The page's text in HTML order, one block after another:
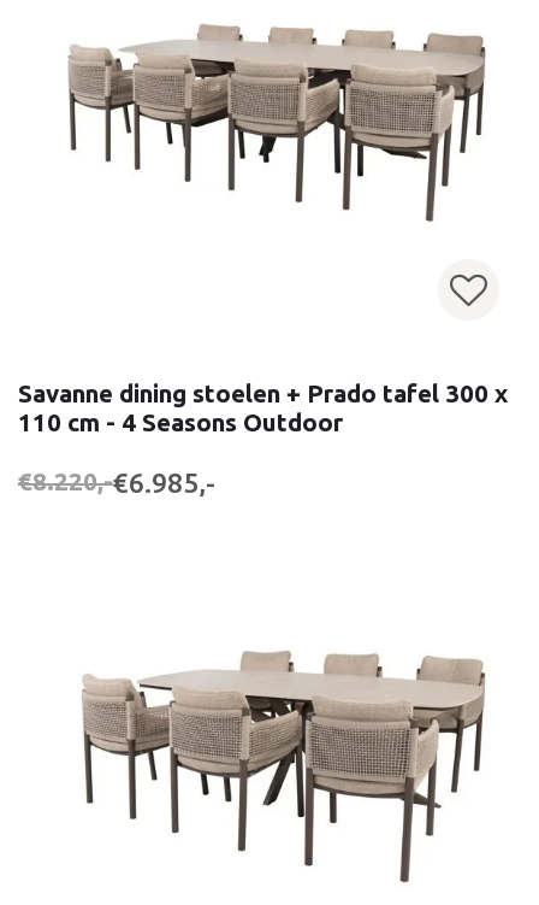
Savanne dining stoelen + Prado tafel 300 x
110 cm - 4 Seasons Outdoor
€8.220,-€6.985,-